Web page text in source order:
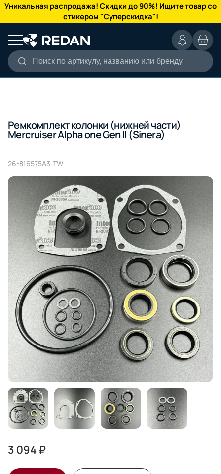
Уникальная распродажа! Скидки до 90%! Ищите товар со
стикером "Суперскидка"!
Поиск по артикулу, названию или бренду
КАТАЛОГ
Ремкомплект колонки (нижней части)
Mercruiser Alpha one Gen II (Sinera)
26-816575A3-TW
3 094 ₽